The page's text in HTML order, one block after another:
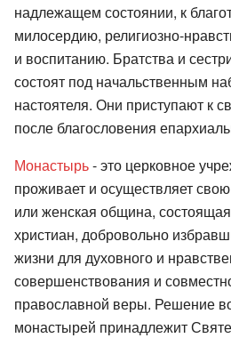
надлежащем состоянии, к
милосердию, религиозно-
и воспитанию. Братства и
состоят под начальственным
настоятеля. Они приступают к
после благословения
Монастырь- это церковное
проживает и осуществляет
или женская община,
христиан, добровольно
жизни для духовного и
совершенствования и
православной веры. Решение
монастырей принадлежит